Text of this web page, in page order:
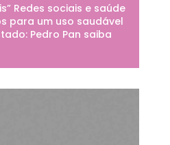
Redes sociais e saúde
para um uso saudável
Pedro Pan saiba